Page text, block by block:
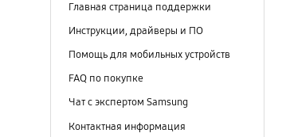
Главная страница поддержки
Инструкции, драйверы и ПО
Помощь для мобильных устройств
FAQ по покупке
Чат с экспертом Samsung
Контактная информация